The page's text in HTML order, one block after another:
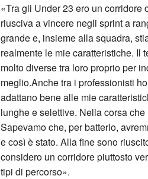
«Tra gli Under 23 ero un
riusciva a vincere negli sprint a
grande e, insieme alla squadra,
realmente le mie caratteristiche. Il
molto diverse tra loro proprio per
meglio.Anche tra i professionisti
adattano bene alle mie
lunghe e selettive. Nella corsa
Sapevamo che, per batterlo,
e così è stato. Alla fine sono
considero un corridore piuttosto
tipi di percorso».